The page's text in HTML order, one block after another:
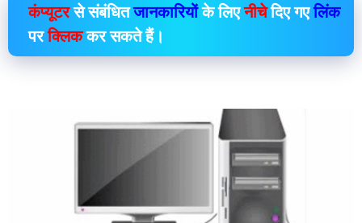
कंप्यूटरसे संबंधितजानकारियोंके लिएनीचेदिए गएलिंक
परक्लिककर सकते हैं।